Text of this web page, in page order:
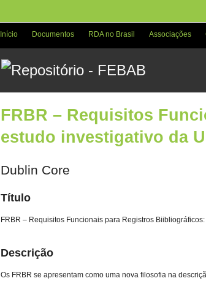
Início Documentos RDA no Brasil Associações
FRBR – Requisitos
estudo investigativo da
Dublin Core
Título
FRBR – Requisitos Funcionais para Registros
Descrição
Os FRBR se apresentam como uma nova filosofia na